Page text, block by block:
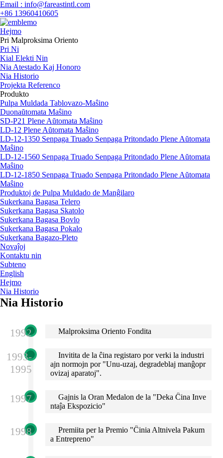
Email : info@fareastintl.com
+86 13960410605
Hejmo
Pri Malproksima Oriento
Pri Ni
Kial Elekti Nin
Nia Atestado Kaj Honoro
Nia Historio
Projekta Referenco
Produkto
Pulpa Muldada Tablovazo-Maŝino
Duonaŭtomata Maŝino
SD-P21 Plene Aŭtomata Maŝino
LD-12 Plene Aŭtomata Maŝino
LD-12-1350 Senpaga Truado Senpaga Pritondado Plene Aŭtomata
Maŝino
LD-12-1560 Senpaga Truado Senpaga Pritondado Plene Aŭtomata
Maŝino
LD-12-1850 Senpaga Truado Senpaga Pritondado Plene Aŭtomata
Maŝino
Produktoj de Pulpa Muldado de Manĝilaro
Sukerkana Bagasa Telero
Sukerkana Bagasa Skatolo
Sukerkana Bagasa Bovlo
Sukerkana Bagasa Pokalo
Sukerkana Bagazo-Pleto
Novaĵoj
Kontaktu nin
Subteno
English
Hejmo
Nia Historio
Nia Historio
1992 Malproksima Oriento Fondita
1993-
1995
Invitita de la ĉina registaro por verki la industri
ajn normojn por "Unu-uzaj, degradeblaj manĝopr
ovizaj aparatoj".
1997
Gajnis la Oran Medalon de la "Deka Ĉina Inve
ntaĵa Ekspozicio"
1998
Premiita per la Premio "Ĉinia Altnivela Pakum
a Entrepreno"